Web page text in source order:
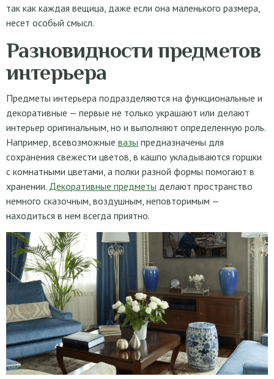
так как каждая вещица, даже если она маленького размера,
несет особый смысл.
Разновидности предметов
интерьера
Предметы интерьера подразделяются на функциональные и
декоративные — первые не только украшают или делают
интерьер оригинальным, но и выполняют определенную роль.
Например, всевозможные вазы предназначены для
сохранения свежести цветов, в кашпо укладываются горшки
с комнатными цветами, а полки разной формы помогают в
хранении. Декоративные предметы делают пространство
немного сказочным, воздушным, неповторимым —
находиться в нем всегда приятно.